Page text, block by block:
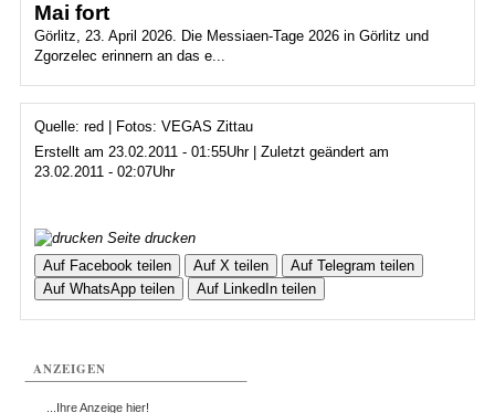
Mai fort
Görlitz, 23. April 2026. Die Messiaen-Tage 2026 in Görlitz und
Zgorzelec erinnern an das e...
Quelle: red | Fotos: VEGAS Zittau
Erstellt am 23.02.2011 - 01:55Uhr | Zuletzt geändert am
23.02.2011 - 02:07Uhr
Seite drucken
Auf Facebook teilen
Auf X teilen
Auf Telegram teilen
Auf WhatsApp teilen
Auf LinkedIn teilen
ANZEIGEN
...Ihre Anzeige hier!